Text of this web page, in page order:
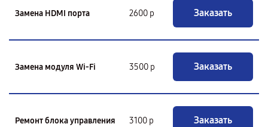
Замена HDMI порта 2600 р Заказать
Замена модуля Wi-Fi 3500 р Заказать
Ремонт блока управления 3100 р Заказать